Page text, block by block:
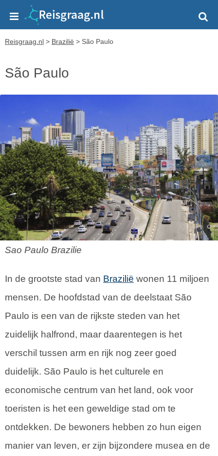
Reisgraag.nl > Brazilië > São Paulo
São Paulo
Sao Paulo Brazilie
In de grootste stad van Brazilië wonen 11 miljoen
mensen. De hoofdstad van de deelstaat São
Paulo is een van de rijkste steden van het
zuidelijk halfrond, maar daarentegen is het
verschil tussen arm en rijk nog zeer goed
duidelijk. São Paulo is het culturele en
economische centrum van het land, ook voor
toeristen is het een geweldige stad om te
ontdekken. De bewoners hebben zo hun eigen
manier van leven, er zijn bijzondere musea en de